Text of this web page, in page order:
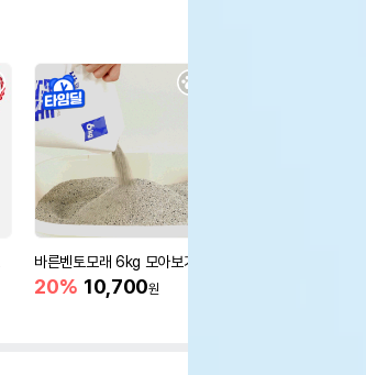
바른벤토모래 6kg 모아보기
20% 10,700원